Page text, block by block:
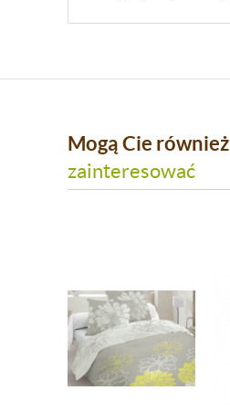
Mogą Cie również
zainteresować